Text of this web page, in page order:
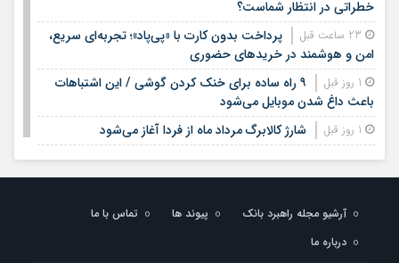
خطراتی در انتظار شماست؟
پرداخت بدون کارت با «پی‌پاد»؛ تجربه‌ای سریع،
امن و هوشمند در خریدهای حضوری
۹ راه ساده برای خنک کردن گوشی / این اشتباهات
باعث داغ شدن موبایل می‌شود
شارژ کالابرگ مرداد ماه از فردا آغاز می‌شود
1 روز قبل
لیست قیمت اجاره مسکن در شهرک غرب |
اجاره‌نشینی در این منطقه چقدر هزینه دارد؟ + جدول مردادماه
لیست قیمت خرید مسکن در تهرانسر/ قیمت خرید
هر متر آپارتمان در این منطقه چقدر است؟ + جدول
آرشیو مجله راهبرد بانک پیوند ها
تماس با ما
درباره ما